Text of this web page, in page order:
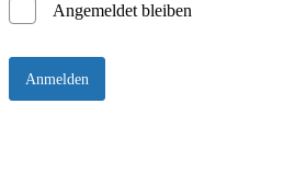
Angemeldet bleiben